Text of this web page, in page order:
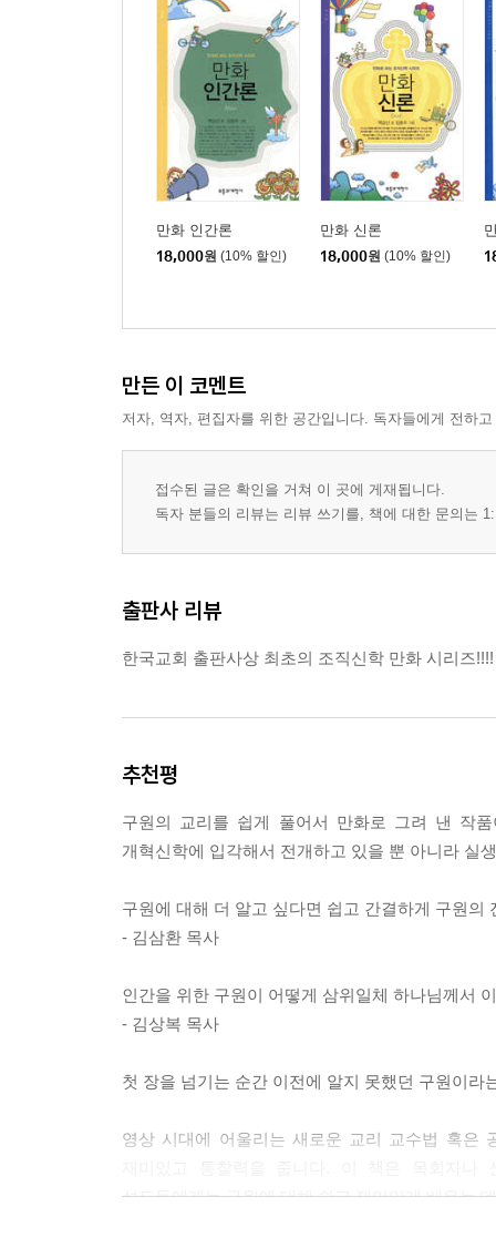
만화 인간론
18,000원 (10% 할인)
만화 신론
18,000원 (10% 할인)
만든 이 코멘트
저자, 역자, 편집자를 위한 공간입니다. 독자들에게 전하
접수된 글은 확인을 거쳐 이 곳에 게재됩니다.
독자 분들의 리뷰는 리뷰 쓰기를, 책에 대한 문의는
출판사 리뷰
한국교회 출판사상 최초의 조직신학 만화 시리즈!!!!
추천평
구원의 교리를 쉽게 풀어서 만화로 그려 낸 작
개혁신학에 입각해서 전개하고 있을 뿐 아니라 실
구원에 대해 더 알고 싶다면 쉽고 간결하게 구원의
- 김삼환 목사
인간을 위한 구원이 어떻게 삼위일체 하나님께서
- 김상복 목사
첫 장을 넘기는 순간 이전에 알지 못했던 구원이
영상 시대에 어울리는 새로운 교리 교수법 혹은
성도들에게는 구원에 대해 쉽고 재미있게 배우는